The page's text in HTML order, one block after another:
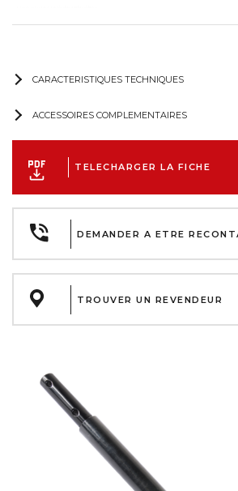
CARACTERISTIQUES TECHNIQUES
ACCESSOIRES COMPLEMENTAIRES
TELECHARGER LA FICHE
DEMANDER A ETRE
TROUVER UN REVENDEUR